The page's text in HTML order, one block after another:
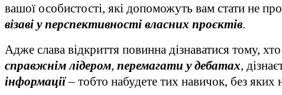
вашої особистості, які допоможуть вам стати не
візаві у перспективності власних проєктів.
Адже слава відкриття повинна дізнаватися тому,
справжнім лідером, перемагати у дебатах,
інформації– тобто набудете тих навичок, без